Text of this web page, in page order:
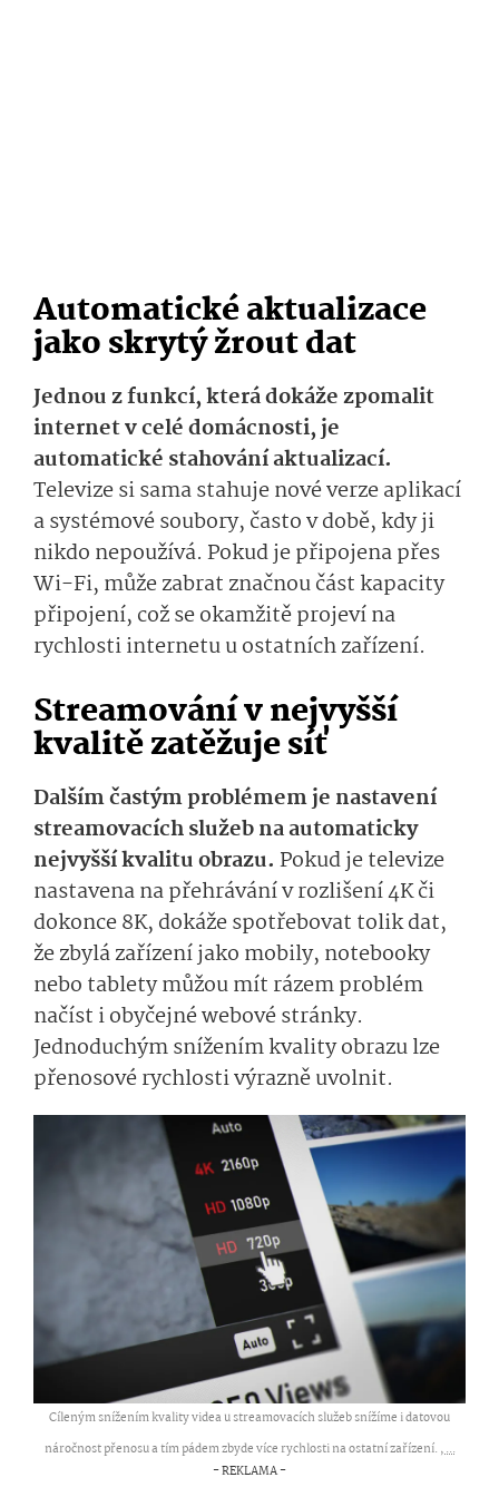
Automatické aktualizace
jako skrytý žrout dat
Jednou z funkcí, která dokáže zpomalit
internet v celé domácnosti, je
automatické stahování aktualizací.
Televize si sama stahuje nové verze aplikací
a systémové soubory, často v době, kdy ji
nikdo nepoužívá. Pokud je připojena přes
Wi-Fi, může zabrat značnou část kapacity
připojení, což se okamžitě projeví na
rychlosti internetu u ostatních zařízení.
Streamování v nejvyšší
kvalitě zatěžuje síť
Dalším častým problémem je nastavení
streamovacích služeb na automaticky
nejvyšší kvalitu obrazu. Pokud je televize
nastavena na přehrávání v rozlišení 4K či
dokonce 8K, dokáže spotřebovat tolik dat,
že zbylá zařízení jako mobily, notebooky
nebo tablety můžou mít rázem problém
načíst i obyčejné webové stránky.
Jednoduchým snížením kvality obrazu lze
přenosové rychlosti výrazně uvolnit.
Cíleným snížením kvality videa u streamovacích služeb snížíme i datovou
náročnost přenosu a tím pádem zbyde více rychlosti na ostatní zařízení. ,...